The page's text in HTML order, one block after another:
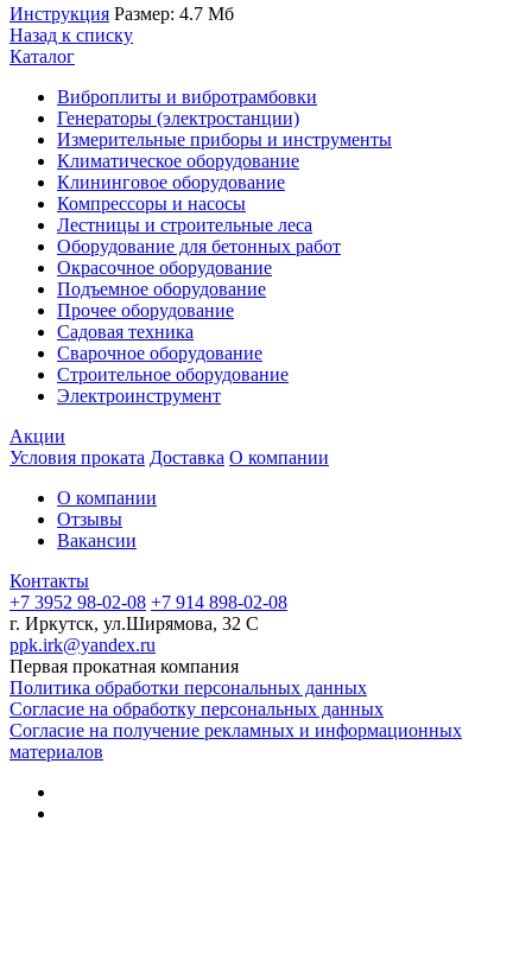
Инструкция Размер: 4.7 Мб
Назад к списку
Каталог
Виброплиты и вибротрамбовки
Генераторы (электростанции)
Измерительные приборы и инструменты
Климатическое оборудование
Клининговое оборудование
Компрессоры и насосы
Лестницы и строительные леса
Оборудование для бетонных работ
Окрасочное оборудование
Подъемное оборудование
Прочее оборудование
Садовая техника
Сварочное оборудование
Строительное оборудование
Электроинструмент
Акции
Условия проката Доставка О компании
О компании
Отзывы
Вакансии
Контакты
+7 3952 98-02-08 +7 914 898-02-08
г. Иркутск, ул.Ширямова, 32 С
ppk.irk@yandex.ru
Первая прокатная компания
Политика обработки персональных данных
Согласие на обработку персональных данных
Согласие на получение рекламных и информационных
материалов